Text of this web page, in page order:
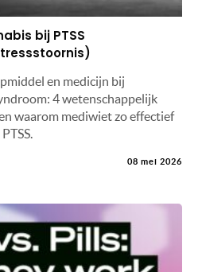
bij PTSS
en medicijn bij
4 wetenschappelijk
waarom mediwiet zo effectief
08 mei 2026